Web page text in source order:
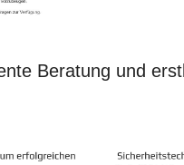
Beratung und